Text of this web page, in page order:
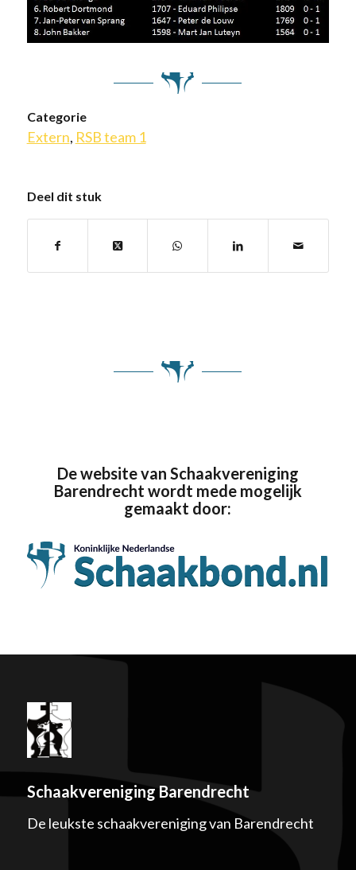
Categorie
Extern, RSB team 1
Deel dit stuk
De website van Schaakvereniging
Barendrecht wordt mede mogelijk
gemaakt door:
Schaakvereniging Barendrecht
De leukste schaakvereniging van Barendrecht